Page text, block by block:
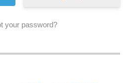
your password?